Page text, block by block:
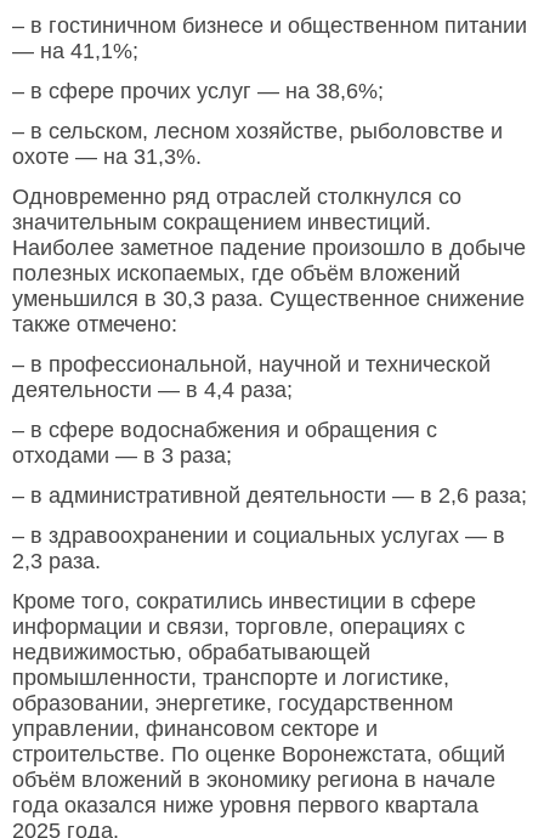
– в гостиничном бизнесе и общественном питании
— на 41,1%;
– в сфере прочих услуг — на 38,6%;
– в сельском, лесном хозяйстве, рыболовстве и
охоте — на 31,3%.
Одновременно ряд отраслей столкнулся со
значительным сокращением инвестиций.
Наиболее заметное падение произошло в добыче
полезных ископаемых, где объём вложений
уменьшился в 30,3 раза. Существенное снижение
также отмечено:
– в профессиональной, научной и технической
деятельности — в 4,4 раза;
– в сфере водоснабжения и обращения с
отходами — в 3 раза;
– в административной деятельности — в 2,6 раза;
– в здравоохранении и социальных услугах — в
2,3 раза.
Кроме того, сократились инвестиции в сфере
информации и связи, торговле, операциях с
недвижимостью, обрабатывающей
промышленности, транспорте и логистике,
образовании, энергетике, государственном
управлении, финансовом секторе и
строительстве. По оценке Воронежстата, общий
объём вложений в экономику региона в начале
года оказался ниже уровня первого квартала
2025 года.